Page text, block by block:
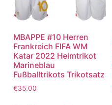
MBAPPE #10 Herren
Frankreich FIFA WM
Katar 2022 Heimtrikot
Marineblau
Fußballtrikots Trikotsatz
€35.00